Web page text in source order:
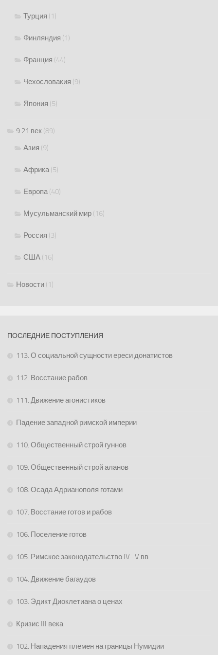
Турция (1)
Финляндия (1)
Франция (44)
Чехословакия (9)
Япония (5)
9 21 век (89)
Азия (9)
Африка(5)
Европа(40)
Мусульманский мир (16)
Россия (3)
США (16)
Новости (1)
ПОСЛЕДНИЕ ПОСТУПЛЕНИЯ
113. О социальной сущности ереси донатистов
112. Восстание рабов
111. Движение агонистиков
Падение западной римской империи
110. Общественный строй гуннов
109. Общественный строй аланов
108. Осада Адрианополя готами
107. Восстание готов и рабов
106. Поселение готов
105. Римское законодательство IV–V вв
104. Движение багаудов
103. Эдикт Диоклетиана о ценах
Кризис III века
102. Нападения племен на границы Нумидии